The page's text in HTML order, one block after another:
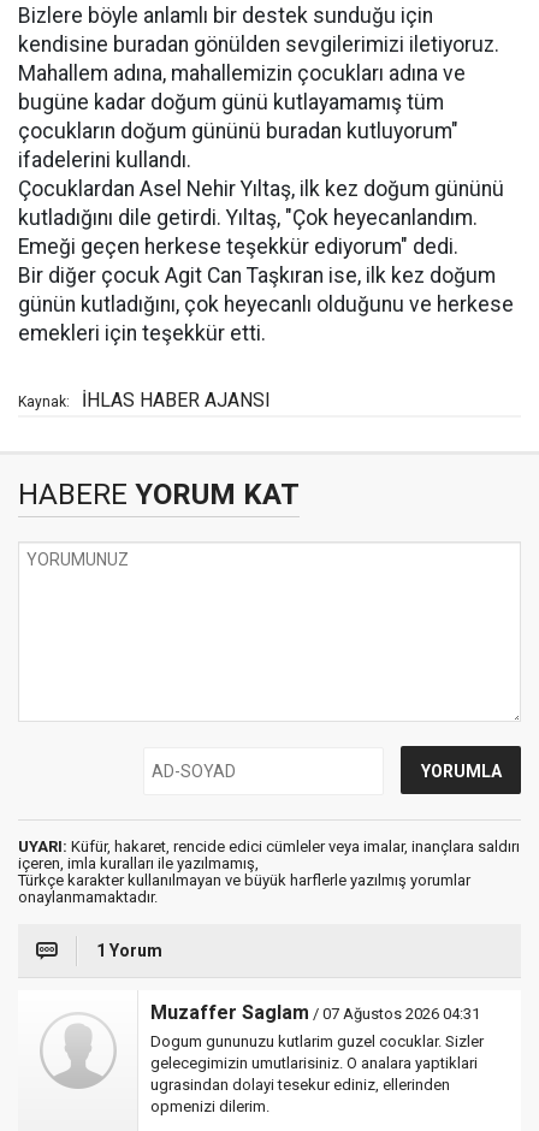
Bizlere böyle anlamlı bir destek sunduğu için
kendisine buradan gönülden sevgilerimizi iletiyoruz.
Mahallem adına, mahallemizin çocukları adına ve
bugüne kadar doğum günü kutlayamamış tüm
çocukların doğum gününü buradan kutluyorum"
ifadelerini kullandı.
Çocuklardan Asel Nehir Yıltaş, ilk kez doğum gününü
kutladığını dile getirdi. Yıltaş, "Çok heyecanlandım.
Emeği geçen herkese teşekkür ediyorum" dedi.
Bir diğer çocuk Agit Can Taşkıran ise, ilk kez doğum
günün kutladığını, çok heyecanlı olduğunu ve herkese
emekleri için teşekkür etti.
Kaynak: İHLAS HABER AJANSI
HABERE YORUM KAT
UYARI: Küfür, hakaret, rencide edici cümleler veya imalar, inançlara saldırı
içeren, imla kuralları ile yazılmamış,
Türkçe karakter kullanılmayan ve büyük harflerle yazılmış yorumlar
onaylanmamaktadır.
1 Yorum
Muzaffer Saglam / 07 Ağustos 2026 04:31
Dogum gununuzu kutlarim guzel cocuklar. Sizler
gelecegimizin umutlarisiniz. O analara yaptiklari
ugrasindan dolayi tesekur ediniz, ellerinden
opmenizi dilerim.